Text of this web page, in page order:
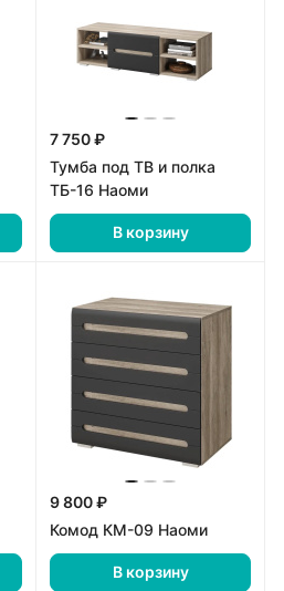
7 750 ₽
Тумба под ТВ и полка
ТБ-16 Наоми
В корзину
9 800 ₽
Комод КМ-09 Наоми
В корзину